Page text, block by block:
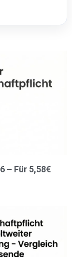
– Für 5,58€